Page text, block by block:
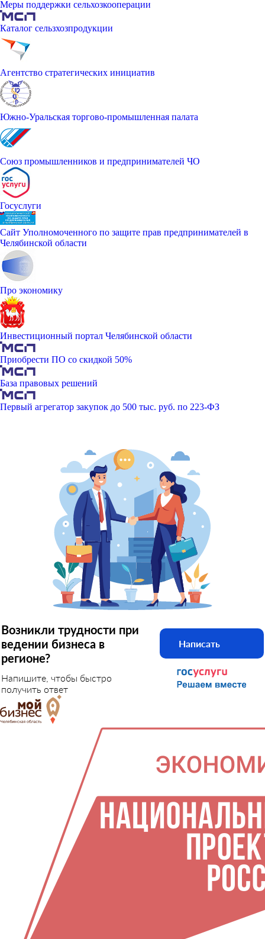
Меры поддержки сельхозкооперации
Каталог сельзхозпродукции
Агентство стратегических инициатив
Южно-Уральская торгово-промышленная палата
Союз промышленников и предпринимателей ЧО
Госуслуги
Сайт Уполномоченного по защите прав предпринимателей в
Челябинской области
Про экономику
Инвестиционный портал Челябинской области
Приобрести ПО со скидкой 50%
База правовых решений
Первый агрегатор закупок до 500 тыс. руб. по 223-ФЗ
Возникли трудности при
ведении бизнеса в
регионе?
Напишите, чтобы быстро
получить ответ
Написать